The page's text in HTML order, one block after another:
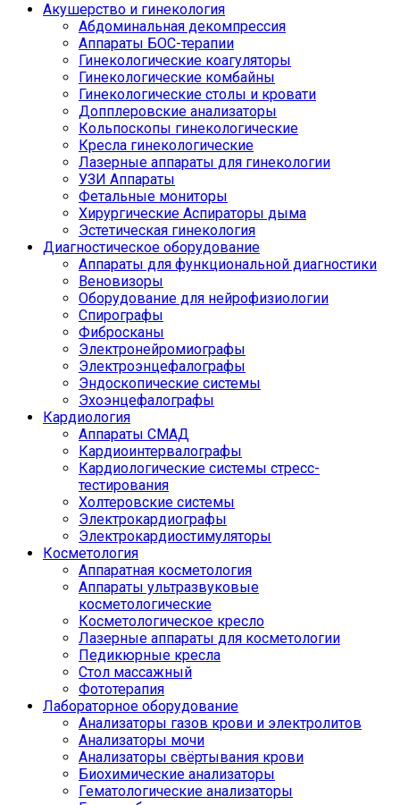
Акушерство и гинекология
Абдоминальная декомпрессия
Аппараты БОС-терапии
Гинекологические коагуляторы
Гинекологические комбайны
Гинекологические столы и кровати
Допплеровские анализаторы
Кольпоскопы гинекологические
Кресла гинекологические
Лазерные аппараты для гинекологии
УЗИ Аппараты
Фетальные мониторы
Хирургические Аспираторы дыма
Эстетическая гинекология
Диагностическое оборудование
Аппараты для функциональной диагностики
Веновизоры
Оборудование для нейрофизиологии
Спирографы
Фибросканы
Электронейромиографы
Электроэнцефалографы
Эндоскопические системы
Эхоэнцефалографы
Кардиология
Аппараты СМАД
Кардиоинтервалографы
Кардиологические системы стресс-
тестирования
Холтеровские системы
Электрокардиографы
Электрокардиостимуляторы
Косметология
Аппаратная косметология
Аппараты ультразвуковые
косметологические
Косметологическое кресло
Лазерные аппараты для косметологии
Педикюрные кресла
Стол массажный
Фототерапия
Лабораторное оборудование
Анализаторы газов крови и электролитов
Анализаторы мочи
Анализаторы свёртывания крови
Биохимические анализаторы
Гематологические анализаторы